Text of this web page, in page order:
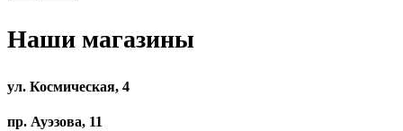
Наши магазины
ул. Космическая, 4
пр. Ауэзова, 11